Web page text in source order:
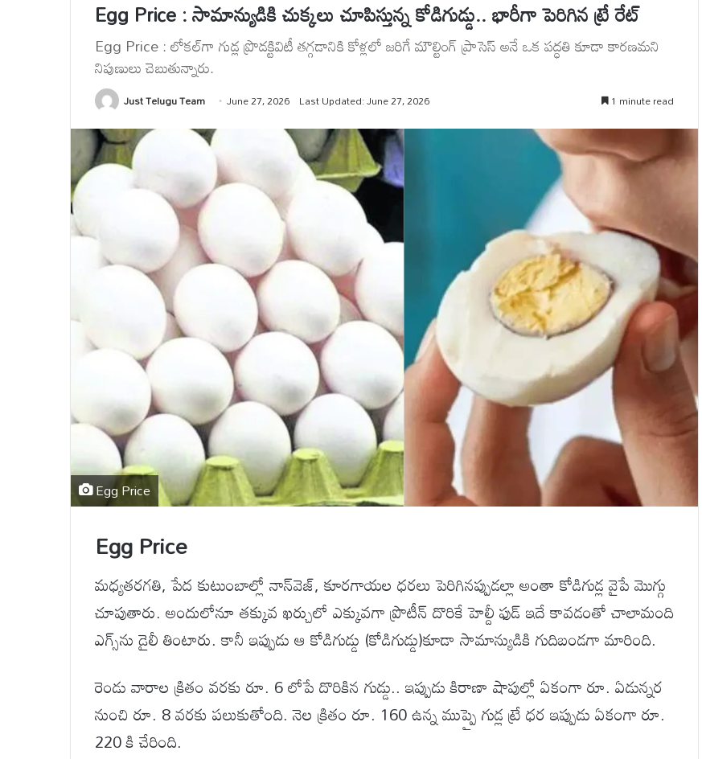
Egg Price : సామాన్యుడికి చుక్కలు చూపిస్తున్న కోడిగుడ్డు.. భారీగా పెరిగిన ట్రే రేట్
Egg Price : లోకల్‌గా గుడ్ల ప్రొడక్టివిటీ తగ్గడానికి కోళ్లలో జరిగే మౌల్టింగ్ ప్రాసెస్ అనే ఒక పద్ధతి కూడా కారణమని
నిపుణులు చెబుతున్నారు.
Just Telugu Team June 27, 2026 Last Updated: June 27, 2026 1 minute read
Egg Price
Egg Price
మధ్యతరగతి, పేద కుటుంబాల్లో నాన్‌వెజ్, కూరగాయల ధరలు పెరిగినప్పుడల్లా అంతా కోడిగుడ్ల వైపే మొగ్గు
చూపుతారు. అందులోనూ తక్కువ ఖర్చులో ఎక్కువగా ప్రొటీన్ దొరికే హెల్దీ ఫుడ్ ఇదే కావడంతో చాలామంది
ఎగ్స్‌ను డైలీ తింటారు. కానీ ఇప్పుడు ఆ కోడిగుడ్డు (కోడిగుడ్డు)కూడా సామాన్యుడికి గుదిబండగా మారింది.
రెండు వారాల క్రితం వరకు రూ. 6 లోపే దొరికిన గుడ్డు.. ఇప్పుడు కిరాణా షాపుల్లో ఏకంగా రూ. ఏడున్నర
నుంచి రూ. 8 వరకు పలుకుతోంది. నెల క్రితం రూ. 160 ఉన్న ముప్పై గుడ్ల ట్రే ధర ఇప్పుడు ఏకంగా రూ.
220 కి చేరింది.